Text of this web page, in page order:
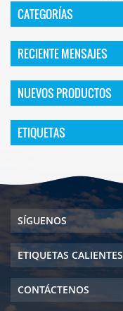
CATEGORÍAS
RECIENTE MENSAJES
NUEVOS PRODUCTOS
ETIQUETAS
SÍGUENOS
ETIQUETAS CALIENTES
CONTÁCTENOS